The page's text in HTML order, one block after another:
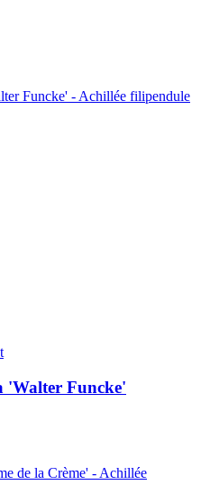
Funcke'